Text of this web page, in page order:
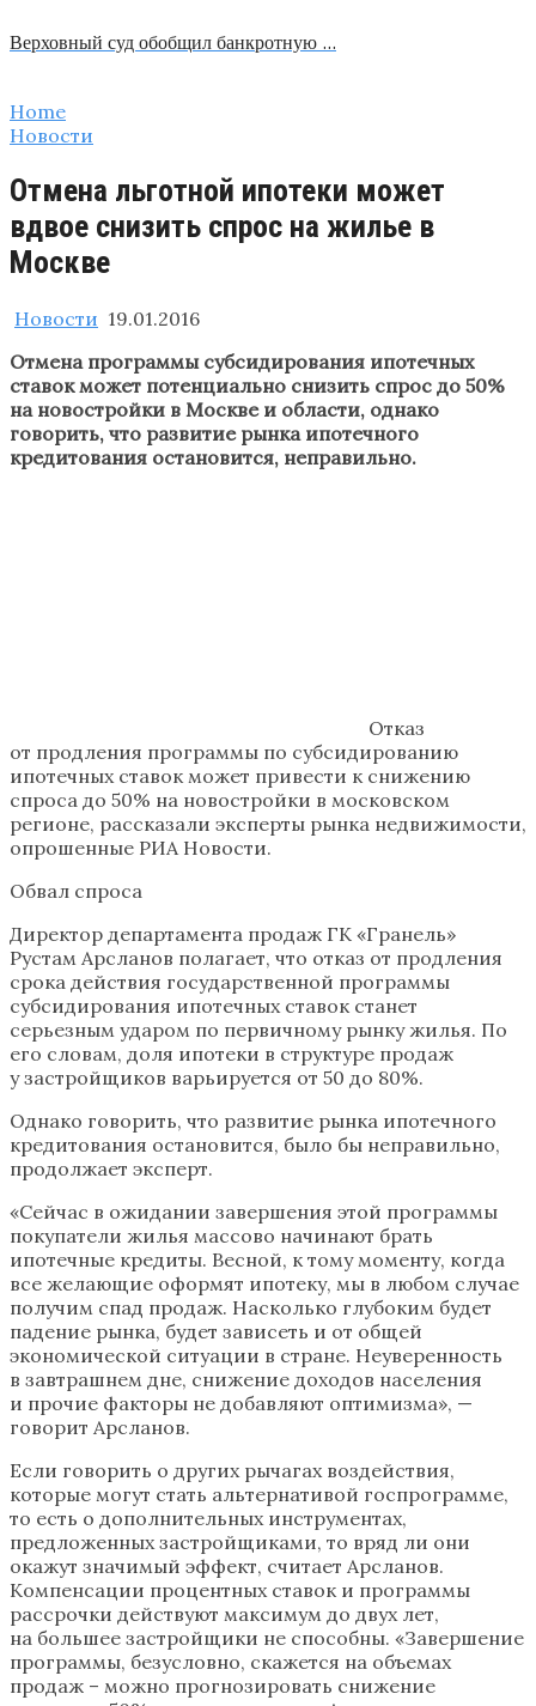
Верховный суд обобщил банкротную …
Home
Новости
Отмена льготной ипотеки может
вдвое снизить спрос на жилье в
Москве
Новости 19.01.2016
Отмена программы субсидирования ипотечных
ставок может потенциально снизить спрос до 50%
на новостройки в Москве и области, однако
говорить, что развитие рынка ипотечного
кредитования остановится, неправильно.
Отказ
от продления программы по субсидированию
ипотечных ставок может привести к снижению
спроса до 50% на новостройки в московском
регионе, рассказали эксперты рынка недвижимости,
опрошенные РИА Новости.
Обвал спроса
Директор департамента продаж ГК «Гранель»
Рустам Арсланов полагает, что отказ от продления
срока действия государственной программы
субсидирования ипотечных ставок станет
серьезным ударом по первичному рынку жилья. По
его словам, доля ипотеки в структуре продаж
у застройщиков варьируется от 50 до 80%.
Однако говорить, что развитие рынка ипотечного
кредитования остановится, было бы неправильно,
продолжает эксперт.
«Сейчас в ожидании завершения этой программы
покупатели жилья массово начинают брать
ипотечные кредиты. Весной, к тому моменту, когда
все желающие оформят ипотеку, мы в любом случае
получим спад продаж. Насколько глубоким будет
падение рынка, будет зависеть и от общей
экономической ситуации в стране. Неуверенность
в завтрашнем дне, снижение доходов населения
и прочие факторы не добавляют оптимизма», —
говорит Арсланов.
Если говорить о других рычагах воздействия,
которые могут стать альтернативой госпрограмме,
то есть о дополнительных инструментах,
предложенных застройщиками, то вряд ли они
окажут значимый эффект, считает Арсланов.
Компенсации процентных ставок и программы
рассрочки действуют максимум до двух лет,
на большее застройщики не способны. «Завершение
программы, безусловно, скажется на объемах
продаж – можно прогнозировать снижение